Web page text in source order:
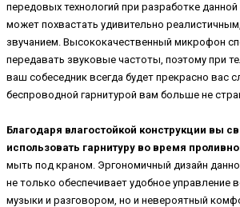
передовых технологий при разработке данной
может похвастать удивительно
звучанием. Высококачественный микрофон
передавать звуковые частоты, поэтому при
ваш собеседник всегда будет прекрасно вас
беспроводной гарнитурой вам больше не
Благодаря влагостойкой конструкции вы
использовать гарнитуру во время
мыть под краном. Эргономичный дизайн
не только обеспечивает удобное управление
музыки и разговором, но и невероятный